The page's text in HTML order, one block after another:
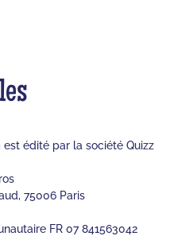
édité par la société Quizz
75006 Paris
FR 07 841563042